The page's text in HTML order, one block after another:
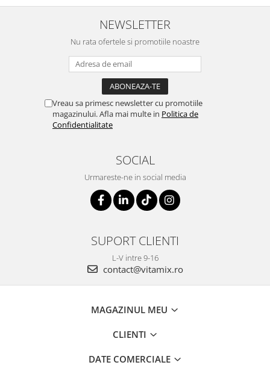
NEWSLETTER
Nu rata ofertele si promotiile noastre
Vreau sa primesc newsletter cu promotiile
magazinului. Afla mai multe in Politica de
Confidentialitate
SOCIAL
Urmareste-ne in social media
SUPORT CLIENTI
L-V intre 9-16
contact@vitamix.ro
MAGAZINUL MEU
CLIENTI
DATE COMERCIALE